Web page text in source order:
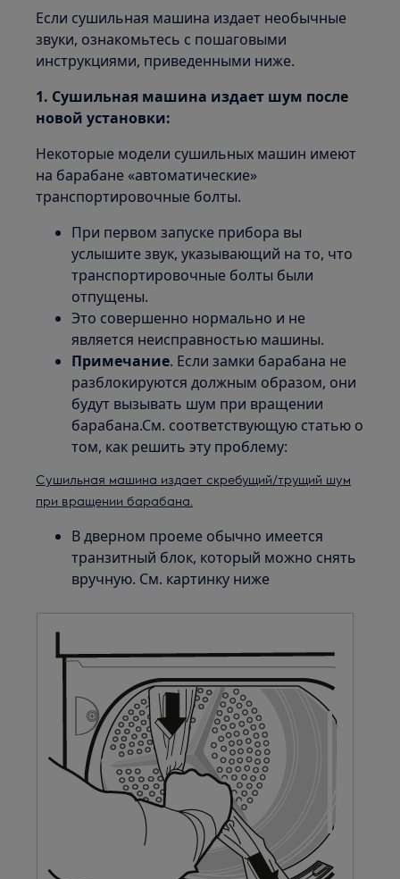
Если сушильная машина издает необычные
звуки, ознакомьтесь с пошаговыми
инструкциями, приведенными ниже.
1. Сушильная машина издает шум после
новой установки:
Некоторые модели сушильных машин имеют
на барабане «автоматические»
транспортировочные болты.
При первом запуске прибора вы
услышите звук, указывающий на то, что
транспортировочные болты были
отпущены.
Это совершенно нормально и не
является неисправностью машины.
Примечание. Если замки барабана не
разблокируются должным образом, они
будут вызывать шум при вращении
барабана.См. соответствующую статью о
том, как решить эту проблему:
Сушильная машина издает скребущий/трущий шум
при вращении барабана.
В дверном проеме обычно имеется
транзитный блок, который можно снять
вручную. См. картинку ниже